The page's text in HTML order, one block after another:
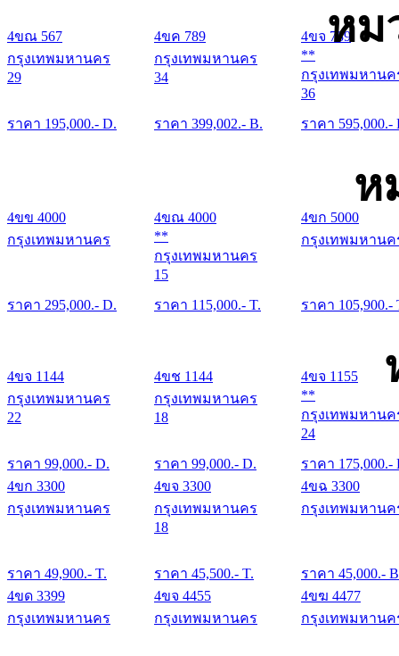
หม
4ขณ 567
กรุงเทพมหานคร
29
ราคา 195,000.- D.
4ขค 789
กรุงเทพมหานคร
34
ราคา 399,002.- B.
4ขจ 789
**
กรุงเทพมหานค
36
ราคา 595,000.-
ห
4ขข 4000
กรุงเทพมหานคร
ราคา 295,000.- D.
4ขณ 4000
**
กรุงเทพมหานคร
15
ราคา 115,000.- T.
4ขก 5000
กรุงเทพมหานค
ราคา 105,900.-
4ขจ 1144
กรุงเทพมหานคร
22
ราคา 99,000.- D.
4ขช 1144
กรุงเทพมหานคร
18
ราคา 99,000.- D.
4ขจ 1155
**
กรุงเทพมหานค
24
ราคา 175,000.-
4ขก 3300
กรุงเทพมหานคร
ราคา 49,900.- T.
4ขจ 3300
กรุงเทพมหานคร
18
ราคา 45,500.- T.
4ขฉ 3300
กรุงเทพมหานค
ราคา 45,000.-
4ขด 3399
กรุงเทพมหานคร
4ขจ 4455
กรุงเทพมหานคร
4ขฆ 4477
กรุงเทพมหานค